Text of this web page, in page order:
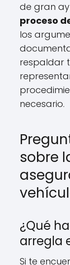
de gran
proceso
los
respaldar
necesario.
sobre
¿Qué
arregla
Si te